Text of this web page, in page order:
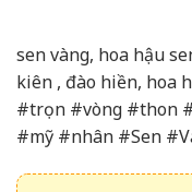
sen vàng, hoa hậu
kiên , đào hiền, hoa
#trọn #vòng #thon
#mỹ #nhân #Sen